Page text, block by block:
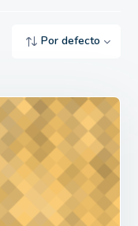
Por defecto